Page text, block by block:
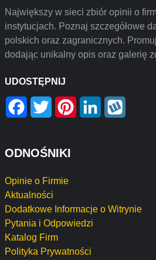
Największy w sieci zbiór opinii o
instytucjach. Poznaj szczegółowe
polskich oraz zagranicznych.
dodając unikalny opis oraz galerię
UDOSTĘPNIJ
Facebook
Twitter PinterestLinkedIn
ODNOŚNIKI
Opinie o Firmie
Aktualności
Dodatkowe Informacje o Witrynie
Pytania i Odpowiedzi
Katalog Firm
Polityka Prywatności